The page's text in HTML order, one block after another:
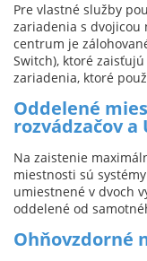
Pre vlastné služby
zariadenia s dvojicou
centrum je
Switch), ktoré
zariadenia, ktoré
Oddelené
rozvádzačov a
Na zaistenie
miestnosti sú
umiestnené v dvoch
oddelené od
Ohňovzdorné